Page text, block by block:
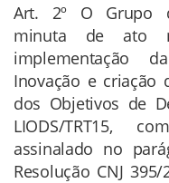
Art. 2º O Grupo
minuta de ato
implementação
Inovação e criação
dos Objetivos de
LIODS/TRT15,
assinalado no
Resolução CNJ 395/